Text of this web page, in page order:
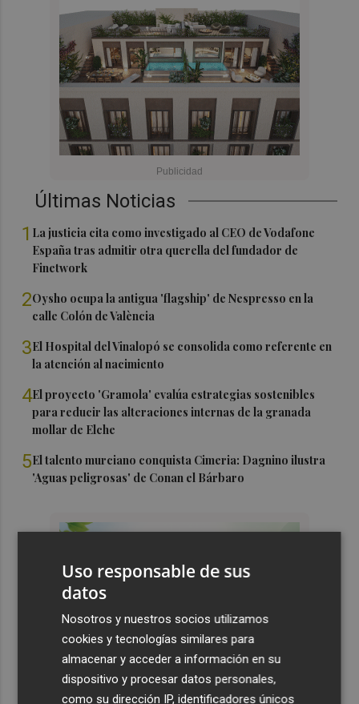
Últimas Noticias
1 La justicia cita como investigado al CEO de Vodafone
España tras admitir otra querella del fundador de
Finetwork
2Oysho ocupa la antigua 'flagship' de Nespresso en la
calle Colón de València
3El Hospital del Vinalopó se consolida como referente en
la atención al nacimiento
4El proyecto 'Gramola' evalúa estrategias sostenibles
para reducir las alteraciones internas de la granada
mollar de Elche
5El talento murciano conquista Cimeria: Dagnino ilustra
'Aguas peligrosas' de Conan el Bárbaro
Uso responsable de sus
datos
Nosotros y nuestros socios utilizamos
cookies y tecnologías similares para
almacenar y acceder a información en su
dispositivo y procesar datos personales,
como su dirección IP, identificadores únicos